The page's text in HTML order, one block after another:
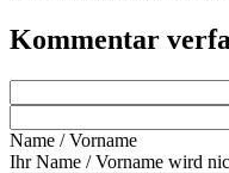
Kommentar
Name / Vorname
Ihr Name / Vorname wird